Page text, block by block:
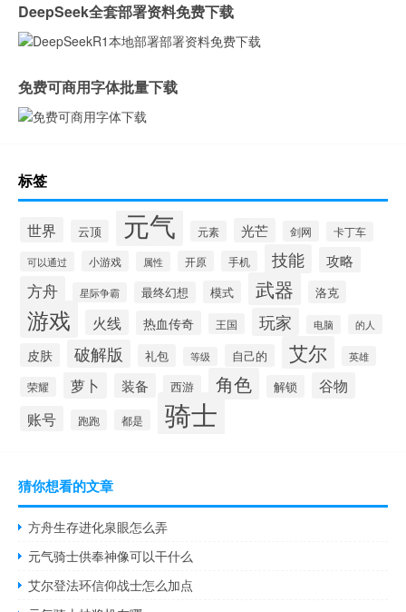
DeepSeek全套部署资料免费下载
免费可商用字体批量下载
标签
世界 云顶 元气 元素 光芒 剑网 卡丁车
可以通过 小游戏 属性 开原 手机 技能 攻略
方舟 星际争霸 最终幻想 模式 武器 洛克
游戏 火线 热血传奇 王国 玩家 电脑 的人
皮肤 破解版 礼包 等级 自己的 艾尔 英雄
荣耀 萝卜 装备 西游 角色 解锁 谷物
账号 跑跑 都是 骑士
猜你想看的文章
方舟生存进化泉眼怎么弄
元气骑士供奉神像可以干什么
艾尔登法环信仰战士怎么加点